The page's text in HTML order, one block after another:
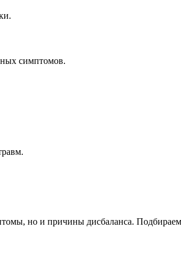
симптомов.
но и причины дисбаланса. Подбираем